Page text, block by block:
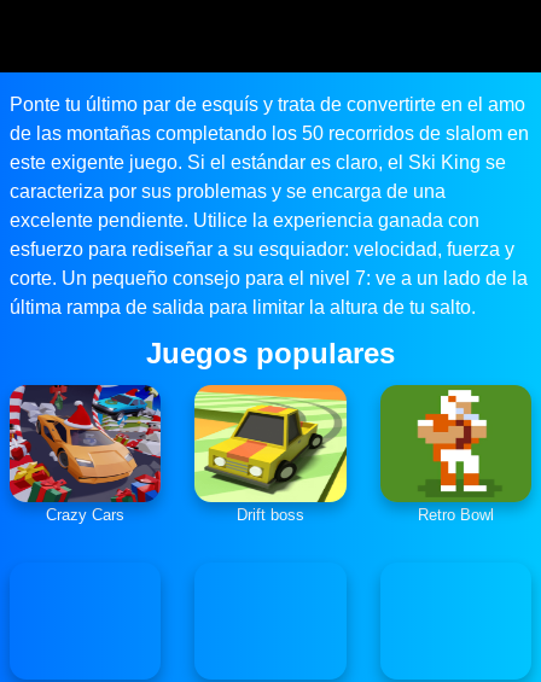
Ponte tu último par de esquís y trata de convertirte en el amo
de las montañas completando los 50 recorridos de slalom en
este exigente juego. Si el estándar es claro, el Ski King se
caracteriza por sus problemas y se encarga de una
excelente pendiente. Utilice la experiencia ganada con
esfuerzo para rediseñar a su esquiador: velocidad, fuerza y ​​
corte. Un pequeño consejo para el nivel 7: ve a un lado de la
última rampa de salida para limitar la altura de tu salto.
Juegos populares
Crazy Cars Drift boss Retro Bowl